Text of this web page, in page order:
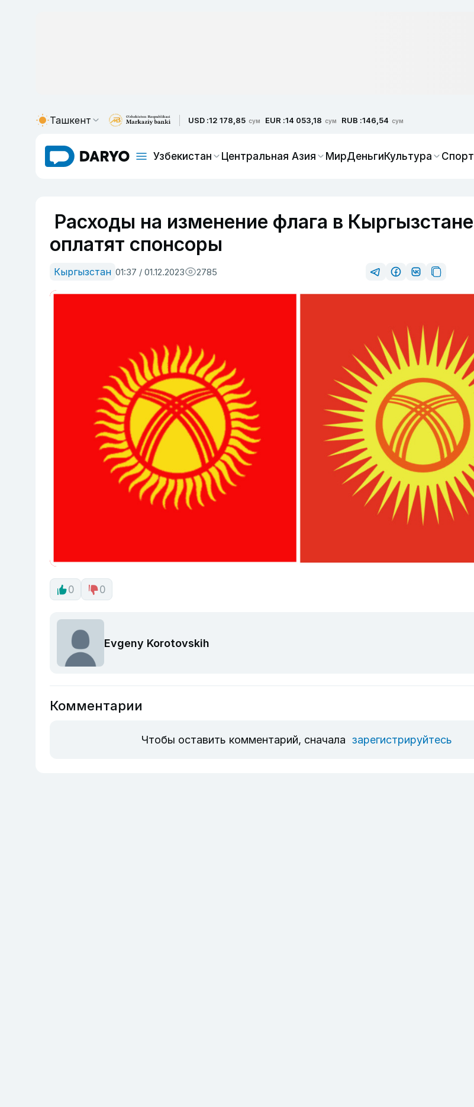
Ташкент USD :12 178,85 сум EUR :14 053,18 сум RUB :146,54 сум
Узбекистан Центральная Азия МирДеньгиКультура Спорт
Расходы на изменение флага в Кыргызстане
оплатят спонсоры
Кыргызстан 01:37 / 01.12.2023 2785
0 0
Evgeny Korotovskih
Комментарии
Чтобы оставить комментарий, сначала зарегистрируйтесь